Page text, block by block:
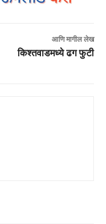
आणि मागील लेख
किश्तवाडमध्ये ढग फुटी